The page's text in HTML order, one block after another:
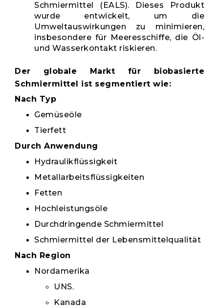
Schmiermittel (EALS). Dieses Produkt
wurde entwickelt, um die
Umweltauswirkungen zu minimieren,
insbesondere für Meeresschiffe, die Öl-
und Wasserkontakt riskieren.
Der globale Markt für biobasierte
Schmiermittel ist segmentiert wie:
Nach Typ
Gemüseöle
Tierfett
Durch Anwendung
Hydraulikflüssigkeit
Metallarbeitsflüssigkeiten
Fetten
Hochleistungsöle
Durchdringende Schmiermittel
Schmiermittel der Lebensmittelqualität
Nach Region
Nordamerika
UNS.
Kanada